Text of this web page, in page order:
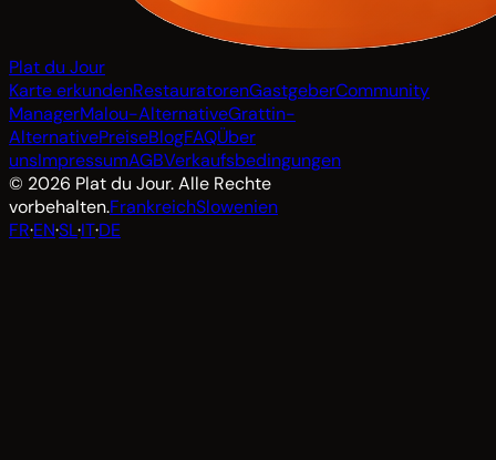
Plat du Jour
Karte erkundenRestauratorenGastgeberCommunity
ManagerMalou-AlternativeGrattin-
AlternativePreiseBlogFAQÜber
unsImpressumAGBVerkaufsbedingungen
© 2026 Plat du Jour. Alle Rechte
vorbehalten.FrankreichSlowenien
FR·EN·SL·IT·DE